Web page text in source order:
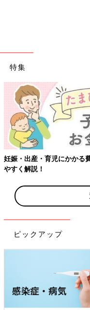
特集
妊娠・出産・育児にかかる
やすく解説！
ピックアップ